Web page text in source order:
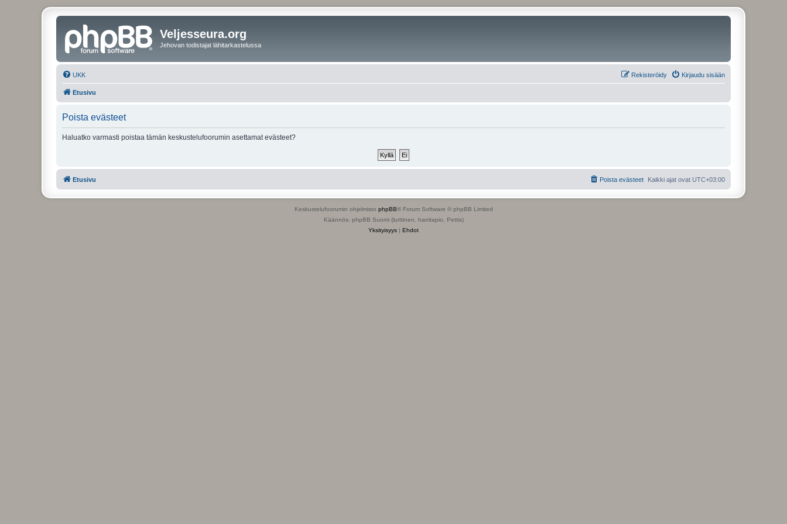
Veljesseura.org
Jehovan todistajat lähitarkastelussa
UKK Kirjaudu sisään
Rekisteröidy
Etusivu
Poista evästeet
Haluatko varmasti poistaa tämän keskustelufoorumin asettamat evästeet?
Etusivu Kaikki ajat ovat UTC+03:00
Poista evästeet
Keskustelufoorumin ohjelmisto phpBB® Forum Software © phpBB Limited
Käännös: phpBB Suomi (lurttinen, harritapio, Pettis)
Yksityisyys | Ehdot